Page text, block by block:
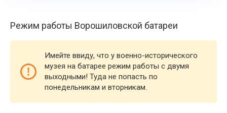
Режим работы Ворошиловской батареи
Имейте ввиду, что у военно-исторического
музея на батарее режим работы с двумя
выходными! Туда не попасть по
понедельникам и вторникам.